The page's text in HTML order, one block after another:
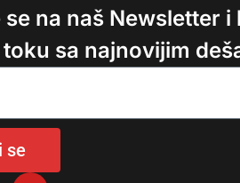
se na naš Newsletter i
sa najnovijim
se